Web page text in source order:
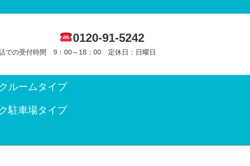
0120-91-5242
での受付時間 9：00～18：00 定休日：日曜日
ルームタイプ
駐車場タイプ